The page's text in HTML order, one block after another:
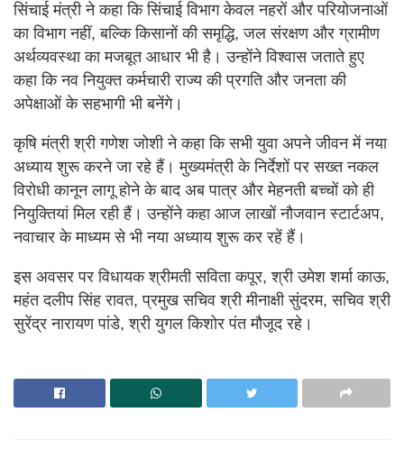
सिंचाई मंत्री ने कहा कि सिंचाई विभाग केवल नहरों और परियोजनाओं
का विभाग नहीं, बल्कि किसानों की समृद्धि, जल संरक्षण और ग्रामीण
अर्थव्यवस्था का मजबूत आधार भी है। उन्होंने विश्वास जताते हुए
कहा कि नव नियुक्त कर्मचारी राज्य की प्रगति और जनता की
अपेक्षाओं के सहभागी भी बनेंगे।
कृषि मंत्री श्री गणेश जोशी ने कहा कि सभी युवा अपने जीवन में नया
अध्याय शुरू करने जा रहे हैं। मुख्यमंत्री के निर्देशों पर सख्त नकल
विरोधी कानून लागू होने के बाद अब पात्र और मेहनती बच्चों को ही
नियुक्तियां मिल रही हैं। उन्होंने कहा आज लाखों नौजवान स्टार्टअप,
नवाचार के माध्यम से भी नया अध्याय शुरू कर रहें हैं।
इस अवसर पर विधायक श्रीमती सविता कपूर, श्री उमेश शर्मा काऊ,
महंत दलीप सिंह रावत, प्रमुख सचिव श्री मीनाक्षी सुंदरम, सचिव श्री
सुरेंद्र नारायण पांडे, श्री युगल किशोर पंत मौजूद रहे।